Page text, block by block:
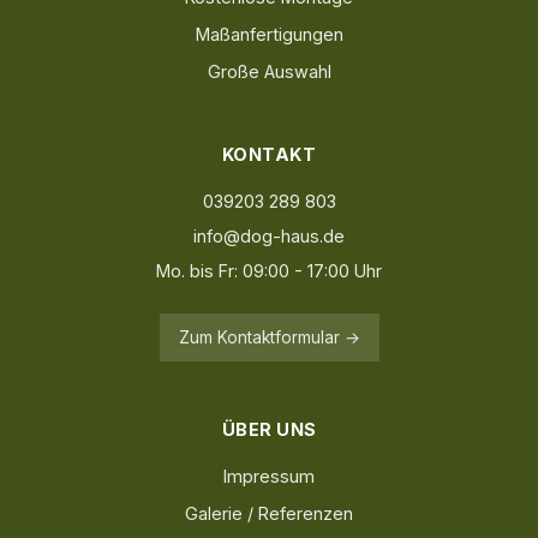
Maßanfertigungen
Große Auswahl
KONTAKT
039203 289 803
info@dog-haus.de
Mo. bis Fr: 09:00 - 17:00 Uhr
Zum Kontaktformular →
ÜBER UNS
Impressum
Galerie / Referenzen